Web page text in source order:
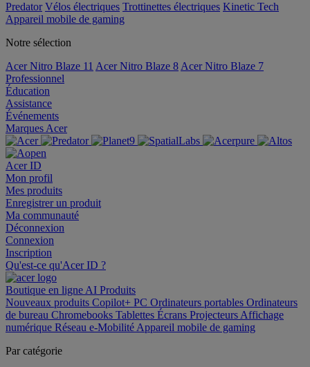
Predator Vélos électriques Trottinettes électriques Kinetic Tech
Appareil mobile de gaming
Notre sélection
Acer Nitro Blaze 11 Acer Nitro Blaze 8 Acer Nitro Blaze 7
Professionnel
Éducation
Assistance
Événements
Marques Acer
Acer ID
Mon profil
Mes produits
Enregistrer un produit
Ma communauté
Déconnexion
Connexion
Inscription
Qu'est-ce qu'Acer ID ?
Boutique en ligne AI Produits
Nouveaux produits Copilot+ PC Ordinateurs portables Ordinateurs
de bureau Chromebooks Tablettes Écrans Projecteurs Affichage
numérique Réseau e-Mobilité Appareil mobile de gaming
Par catégorie